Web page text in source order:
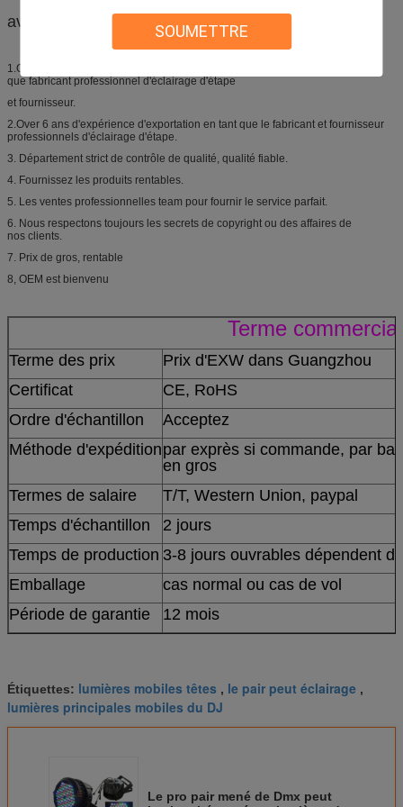
SOUMETTRE
avantage compétitif :
1.Over 8 ans d'étape allumant l'expérience de série en tant
que fabricant professionnel d'éclairage d'étape
et fournisseur.
2.Over 6 ans d'expérience d'exportation en tant que le fabricant et fournisseur
professionnels d'éclairage d'étape.
3. Département strict de contrôle de qualité, qualité fiable.
4. Fournissez les produits rentables.
5. Les ventes professionnelles team pour fournir le service parfait.
6. Nous respectons toujours les secrets de copyright ou des affaires de
nos clients.
7. Prix de gros, rentable
8, OEM est bienvenu
Terme commercial
Terme des prix
Prix d'EXW dans Guangzhou
Certificat
CE, RoHS
Ordre d'échantillon
Acceptez
Méthode d'expéditionpar exprès si commande, par
en gros
Termes de salaire
T/T, Western Union, paypal
Temps d'échantillon
2 jours
Temps de production 3-8 jours ouvrables dépendent
Emballage
cas normal ou cas de vol
Période de garantie
12 mois
Étiquettes: lumières mobiles têtes , le pair peut éclairage ,
lumières principales mobiles du DJ
Le pro pair mené de Dmx peut